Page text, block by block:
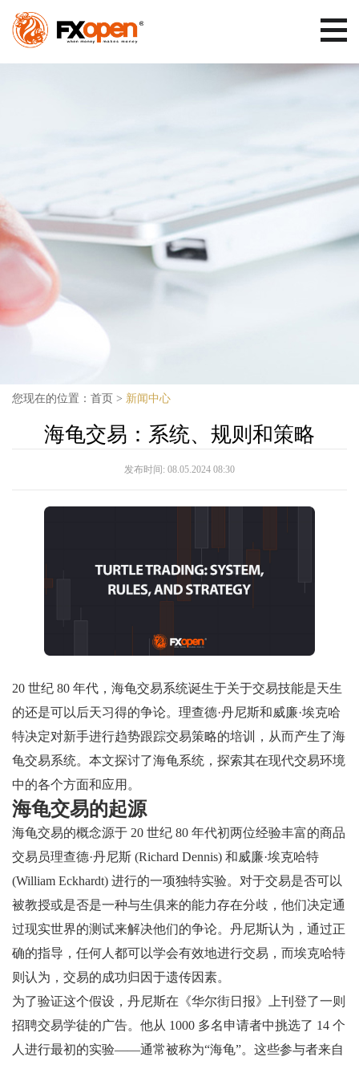
您现在的位置： 首页 > 新闻中心
海龟交易：系统、规则和策略
发布时间: 08.05.2024 08:30
20 世纪 80 年代，海龟交易系统诞生于关于交易技能是天生
的还是可以后天习得的争论。理查德·丹尼斯和威廉·埃克哈
特决定对新手进行趋势跟踪交易策略的培训，从而产生了海
龟交易系统。本文探讨了海龟系统，探索其在现代交易环境
中的各个方面和应用。
海龟交易的起源
海龟交易的概念源于 20 世纪 80 年代初两位经验丰富的商品
交易员理查德·丹尼斯 (Richard Dennis) 和威廉·埃克哈特
(William Eckhardt) 进行的一项独特实验。对于交易是否可以
被教授或是否是一种与生俱来的能力存在分歧，他们决定通
过现实世界的测试来解决他们的争论。丹尼斯认为，通过正
确的指导，任何人都可以学会有效地进行交易，而埃克哈特
则认为，交易的成功归因于遗传因素。
为了验证这个假设，丹尼斯在《华尔街日报》上刊登了一则
招聘交易学徒的广告。他从 1000 多名申请者中挑选了 14 个
人进行最初的实验——通常被称为“海龟”。这些参与者来自